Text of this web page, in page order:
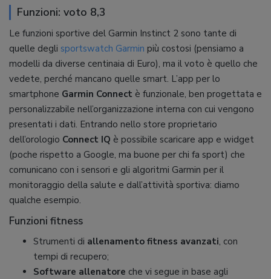
Funzioni: voto 8,3
Le funzioni sportive del Garmin Instinct 2 sono tante di
quelle degli sportswatch Garmin più costosi (pensiamo a
modelli da diverse centinaia di Euro), ma il voto è quello che
vedete, perché mancano quelle smart. L’app per lo
smartphone Garmin Connect è funzionale, ben progettata e
personalizzabile nell’organizzazione interna con cui vengono
presentati i dati. Entrando nello store proprietario
dell’orologio Connect IQ è possibile scaricare app e widget
(poche rispetto a Google, ma buone per chi fa sport) che
comunicano con i sensori e gli algoritmi Garmin per il
monitoraggio della salute e dall’attività sportiva: diamo
qualche esempio.
Funzioni fitness
Strumenti di allenamento fitness avanzati, con
tempi di recupero;
Software allenatore che vi segue in base agli